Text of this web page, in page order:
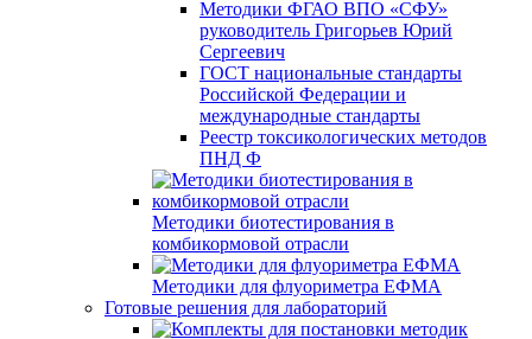
Методики ФГАО ВПО «СФУ»
руководитель Григорьев Юрий
Сергеевич
ГОСТ национальные стандарты
Российской Федерации и
международные стандарты
Реестр токсикологических методов
ПНД Ф
Методики биотестирования в
комбикормовой отрасли
Методики для флуориметра ЕФМА
Готовые решения для лабораторий